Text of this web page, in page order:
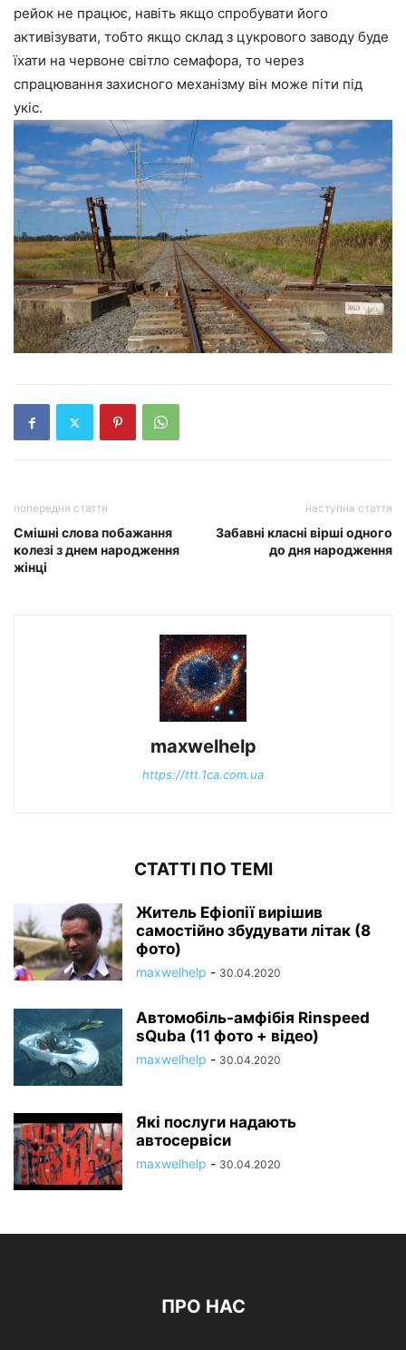
рейок не працює, навіть якщо спробувати його
активізувати, тобто якщо склад з цукрового заводу буде
їхати на червоне світло семафора, то через
спрацювання захисного механізму він може піти під
укіс.
попередня стаття
Смішні слова побажання
колезі з днем народження
жінці
наступна стаття
Забавні класні вірші одного
до дня народження
maxwelhelp
https://ttt.1ca.com.ua
СТАТТІ ПО ТЕМІ
Житель Ефіопії вирішив
самостійно збудувати літак (8
фото)
maxwelhelp - 30.04.2020
Автомобіль-амфібія Rinspeed
sQuba (11 фото + відео)
maxwelhelp - 30.04.2020
Які послуги надають
автосервіси
maxwelhelp - 30.04.2020
ПРО НАС